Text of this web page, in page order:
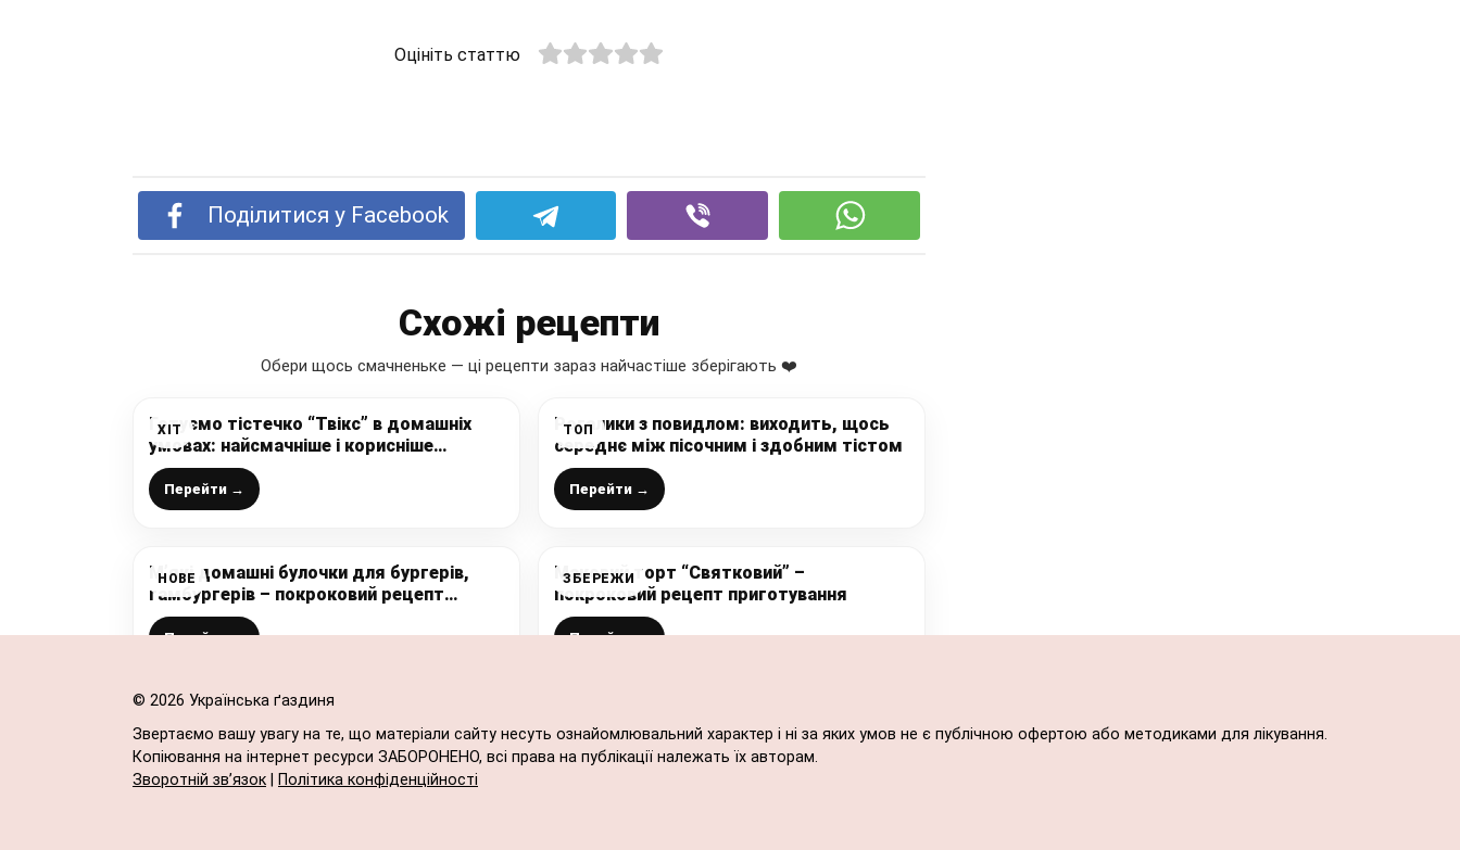
Оцініть статтю
Поділитися у Facebook
Схожі рецепти
Обери щось смачненьке — ці рецепти зараз найчастіше зберігають ❤️
ХІТ
Готуємо тістечко “Твікс” в домашніх
умовах: найсмачніше і корисніше
магазинної версії, а все дуже просто і
легко приготувати
Перейти →
ТОП
Рогалики з повидлом: виходить, щось
середнє між пісочним і здобним тістом
Перейти →
НОВЕ
М’які домашні булочки для бургерів,
гамбургерів – покроковий рецепт
приготування
Перейти →
ЗБЕРЕЖИ
Маковий торт “Святковий” –
покроковий рецепт приготування
Перейти →
© 2026 Українська ґаздиня
Звертаємо вашу увагу на те, що матеріали сайту несуть ознайомлювальний характер і ні за яких умов не є публічною офертою або методиками для лікування.
Копіювання на інтернет ресурси ЗАБОРОНЕНО, всі права на публікації належать їх авторам.
Зворотній зв’язок
Політика конфіденційності